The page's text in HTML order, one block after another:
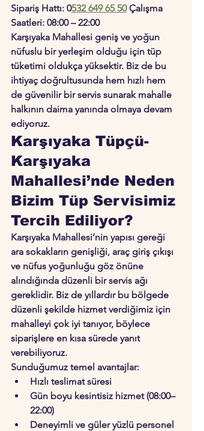
Sipariş Hattı: 0532 649 65 50 Çalışma
Saatleri: 08:00 – 22:00
Karşıyaka Mahallesi geniş ve yoğun
nüfuslu bir yerleşim olduğu için tüp
tüketimi oldukça yüksektir. Biz de bu
ihtiyaç doğrultusunda hem hızlı hem
de güvenilir bir servis sunarak mahalle
halkının daima yanında olmaya devam
ediyoruz.
Karşıyaka Tüpçü-
Karşıyaka
Mahallesi’nde Neden
Bizim Tüp Servisimiz
Tercih Ediliyor?
Karşıyaka Mahallesi’nin yapısı gereği
ara sokakların genişliği, araç giriş çıkışı
ve nüfus yoğunluğu göz önüne
alındığında düzenli bir servis ağı
gereklidir. Biz de yıllardır bu bölgede
düzenli şekilde hizmet verdiğimiz için
mahalleyi çok iyi tanıyor, böylece
siparişlere en kısa sürede yanıt
verebiliyoruz.
Sunduğumuz temel avantajlar:
Hızlı teslimat süresi
Gün boyu kesintisiz hizmet (08:00–
22:00)
Deneyimli ve güler yüzlü personel